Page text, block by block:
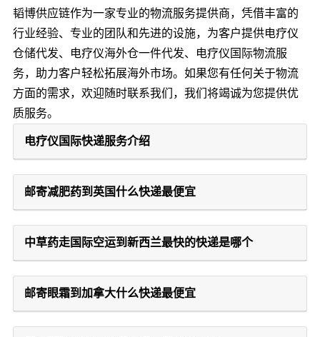
韬博供应链作为一家专业的物流服务提供商，凭借丰富的
行业经验、专业的团队和先进的设施，为客户提供电疗仪
仓储代发、电疗仪海外仓一件代发、电疗仪国际物流服
务，助力客户轻松拓展海外市场。如果您有任何关于物流
方面的需求，欢迎随时联系我们，我们将竭诚为您提供优
质服务。
电疗仪国际快递服务介绍
邮寄减肥药到英国什么快递最便宜
中草药走国际空运到新西兰最快的快递是哪个
邮寄眼霜到加拿大什么快递最便宜